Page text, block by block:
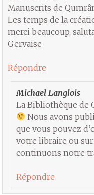
Manuscrits de
Les temps de la
merci beaucoup,
Gervaise
Répondre
Michael Langlois
La Bibliothèque de
Nous avons
que vous pouvez
votre libraire ou
continuons notre
Répondre